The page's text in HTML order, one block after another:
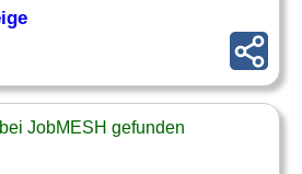
JobMESH gefunden